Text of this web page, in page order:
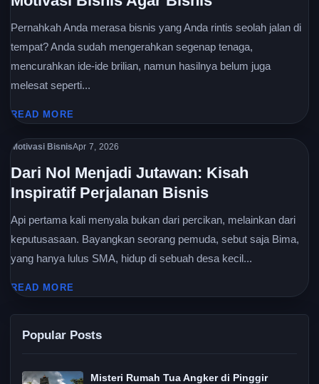
Pernahkah Anda merasa bisnis yang Anda rintis seolah jalan di
tempat? Anda sudah mengerahkan segenap tenaga,
mencurahkan ide-ide brilian, namun hasilnya belum juga
melesat seperti...
READ MORE
Motivasi BisnisApr 7, 2026
Dari Nol Menjadi Jutawan: Kisah
Inspiratif Perjalanan Bisnis
Api pertama kali menyala bukan dari percikan, melainkan dari
keputusasaan. Bayangkan seorang pemuda, sebut saja Bima,
yang hanya lulus SMA, hidup di sebuah desa kecil...
READ MORE
Popular Posts
Misteri Rumah Tua Angker di Pinggir